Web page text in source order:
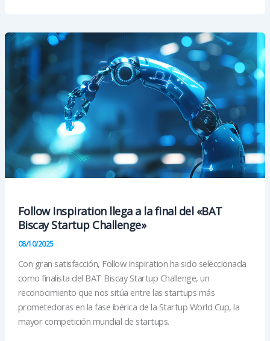
la
alimentación
en
informe
Fooduristic24”
Follow Inspiration llega a la final del «BAT
Biscay Startup Challenge»
08/10/2025
Con gran satisfacción, Follow Inspiration ha sido seleccionada
como finalista del BAT Biscay Startup Challenge, un
reconocimiento que nos sitúa entre las startups más
prometedoras en la fase ibérica de la Startup World Cup, la
mayor competición mundial de startups.